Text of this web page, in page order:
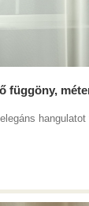
függöny,